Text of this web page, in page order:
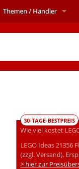
30-TAGE-BESTPREIS
Wie viel kostet
LEGO Ideas
(zzgl. Versand).
> hier zur
Themen/ Händler